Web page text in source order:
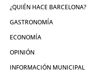
¿QUIÉN HACE BARCELONA?
GASTRONOMÍA
ECONOMÍA
OPINIÓN
INFORMACIÓN MUNICIPAL